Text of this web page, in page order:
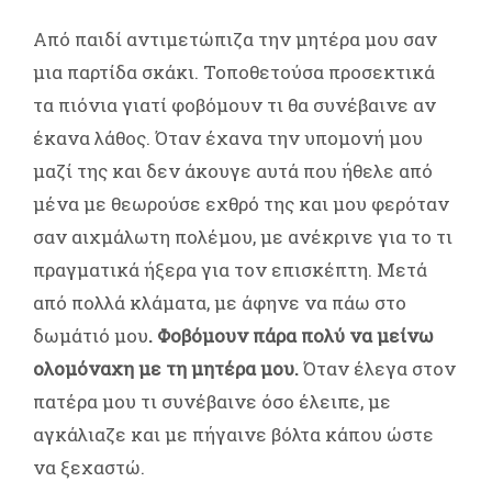
Από παιδί αντιμετώπιζα την μητέρα μου σαν
μια παρτίδα σκάκι. Τοποθετούσα προσεκτικά
τα πιόνια γιατί φοβόμουν τι θα συνέβαινε αν
έκανα λάθος. Όταν έχανα την υπομονή μου
μαζί της και δεν άκουγε αυτά που ήθελε από
μένα με θεωρούσε εχθρό της και μου φερόταν
σαν αιχμάλωτη πολέμου, με ανέκρινε για το τι
πραγματικά ήξερα για τον επισκέπτη. Μετά
από πολλά κλάματα, με άφηνε να πάω στο
δωμάτιό μου. Φοβόμουν πάρα πολύ να μείνω
ολομόναχη με τη μητέρα μου.Όταν έλεγα στον
πατέρα μου τι συνέβαινε όσο έλειπε, με
αγκάλιαζε και με πήγαινε βόλτα κάπου ώστε
να ξεχαστώ.